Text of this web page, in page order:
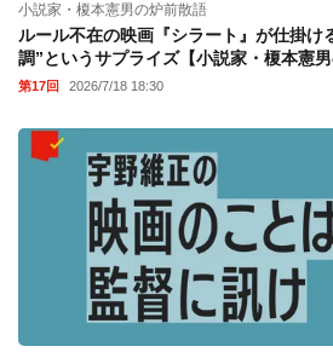
小説家・榎本憲男の炉前散語
ルール不在の映画『シラート』が仕掛け
調”というサプライズ【小説家・榎本憲男
第17回 2026/7/18 18:30